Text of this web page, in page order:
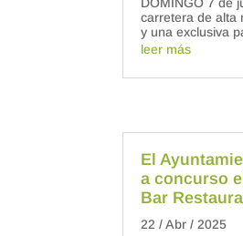
carretera de alta
y una exclusiva
leer más
El
a concurso
Bar
22 / Abr / 2025